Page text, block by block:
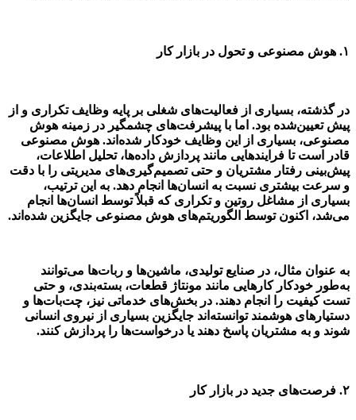
۱. هوش مصنوعی و تحول در بازار کار
در گذشته، بسیاری از فعالیت‌های شغلی بر پایه وظایف تکراری و از
پیش تعیین‌شده بود. اما با پیشرفت‌های چشمگیر در زمینه هوش
مصنوعی، بسیاری از این وظایف خودکار شده‌اند. هوش مصنوعی
قادر است تا فرایندهایی مانند پردازش داده‌ها، تحلیل اطلاعات،
پیش‌بینی رفتار مشتریان و حتی تصمیم‌گیری‌های مدیریتی را با دقت
و سرعت بیشتری نسبت به انسان‌ها انجام دهد. به این ترتیب،
بسیاری از مشاغل روتین و تکراری که قبلاً توسط انسان‌ها انجام
می‌شد، اکنون توسط الگوریتم‌های هوش مصنوعی جایگزین شده‌اند.
به عنوان مثال، در صنایع تولیدی، ماشین‌ها و ربات‌ها می‌توانند
به‌طور خودکار کارهایی مانند مونتاژ قطعات، بسته‌بندی، و حتی
تست کیفیت را انجام دهند. در بخش‌های خدماتی نیز، چت‌بات‌ها و
دستیارهای هوشمند توانسته‌اند جایگزین بسیاری از نیروی انسانی
شوند و به مشتریان پاسخ دهند یا درخواست‌ها را پردازش کنند.
۲. فرصت‌های جدید در بازار کار